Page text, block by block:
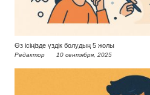
Өз ісіңізде үздік болудың 5 жолы
Редактор 10 сентября, 2025